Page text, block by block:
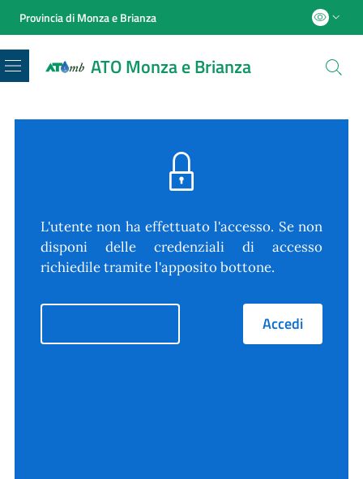
Provincia di Monza e Brianza
ATO Monza e Brianza
Menu
L'utente non ha effettuato l'accesso. Se non
disponi delle credenziali di accesso
richiedile tramite l'apposito bottone.
Accedi